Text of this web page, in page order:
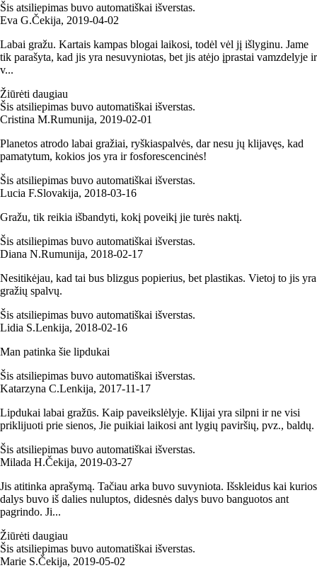
Šis atsiliepimas buvo automatiškai išverstas.
Eva G.Čekija, 2019‑04‑02
Labai gražu. Kartais kampas blogai laikosi, todėl vėl jį išlyginu. Jame
tik parašyta, kad jis yra nesuvyniotas, bet jis atėjo įprastai vamzdelyje ir
v...
Žiūrėti daugiau
Šis atsiliepimas buvo automatiškai išverstas.
Cristina M.Rumunija, 2019‑02‑01
Planetos atrodo labai gražiai, ryškiaspalvės, dar nesu jų klijavęs, kad
pamatytum, kokios jos yra ir fosforescencinės!
Šis atsiliepimas buvo automatiškai išverstas.
Lucia F.Slovakija, 2018‑03‑16
Gražu, tik reikia išbandyti, kokį poveikį jie turės naktį.
Šis atsiliepimas buvo automatiškai išverstas.
Diana N.Rumunija, 2018‑02‑17
Nesitikėjau, kad tai bus blizgus popierius, bet plastikas. Vietoj to jis yra
gražių spalvų.
Šis atsiliepimas buvo automatiškai išverstas.
Lidia S.Lenkija, 2018‑02‑16
Man patinka šie lipdukai
Šis atsiliepimas buvo automatiškai išverstas.
Katarzyna C.Lenkija, 2017‑11‑17
Lipdukai labai gražūs. Kaip paveikslėlyje. Klijai yra silpni ir ne visi
priklijuoti prie sienos, Jie puikiai laikosi ant lygių paviršių, pvz., baldų.
Šis atsiliepimas buvo automatiškai išverstas.
Milada H.Čekija, 2019‑03‑27
Jis atitinka aprašymą. Tačiau arka buvo suvyniota. Išskleidus kai kurios
dalys buvo iš dalies nuluptos, didesnės dalys buvo banguotos ant
pagrindo. Ji...
Žiūrėti daugiau
Šis atsiliepimas buvo automatiškai išverstas.
Marie S.Čekija, 2019‑05‑02